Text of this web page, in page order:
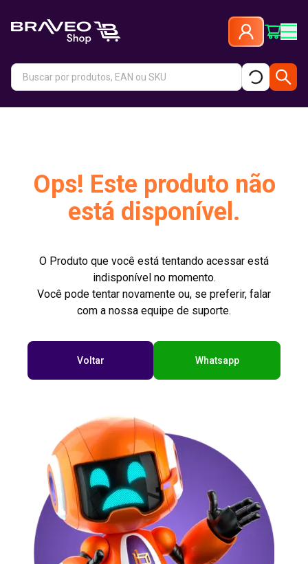
Ops! Este produto não
está disponível.
O Produto que você está tentando acessar está
indisponível no momento.
Você pode tentar novamente ou, se preferir, falar
com a nossa equipe de suporte.
Voltar Whatsapp